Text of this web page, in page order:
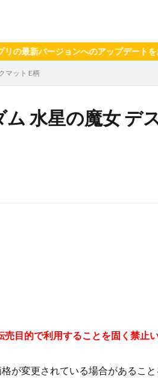
バージョンへのアップデートをお願い
マット E柄
ム 水星の魔女 デ
目的で利用することを固く禁止
が変更されている場合があること